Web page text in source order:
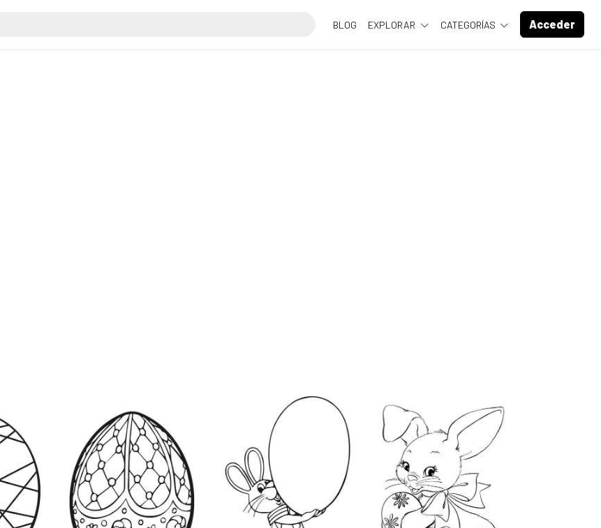
BLOG EXPLORAR CATEGORÍAS Acceder